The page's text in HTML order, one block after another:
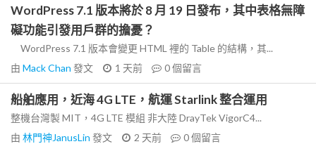
WordPress 7.1 版本將於 8 月 19 日發布，其中表格無障
礙功能引發用戶群的擔憂？
WordPress 7.1 版本會變更 HTML 裡的 Table 的結構，其...
由 Mack Chan 發文 1 天前 0個留言
船舶應用，近海 4G LTE，航運 Starlink 整合運用
整機台灣製 MIT，4G LTE 模組 非大陸 DrayTek VigorC4...
由 林門神JanusLin 發文 2 天前 0個留言